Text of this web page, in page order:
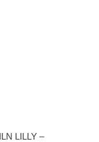
LILLY –